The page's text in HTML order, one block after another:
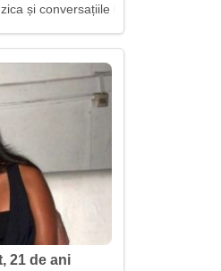
și conversațiile lungi
21 de ani